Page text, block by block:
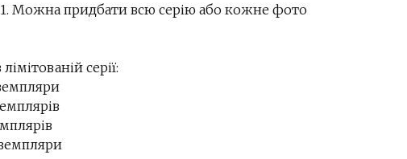
Можна придбати всю серію або кожне фото
серії: